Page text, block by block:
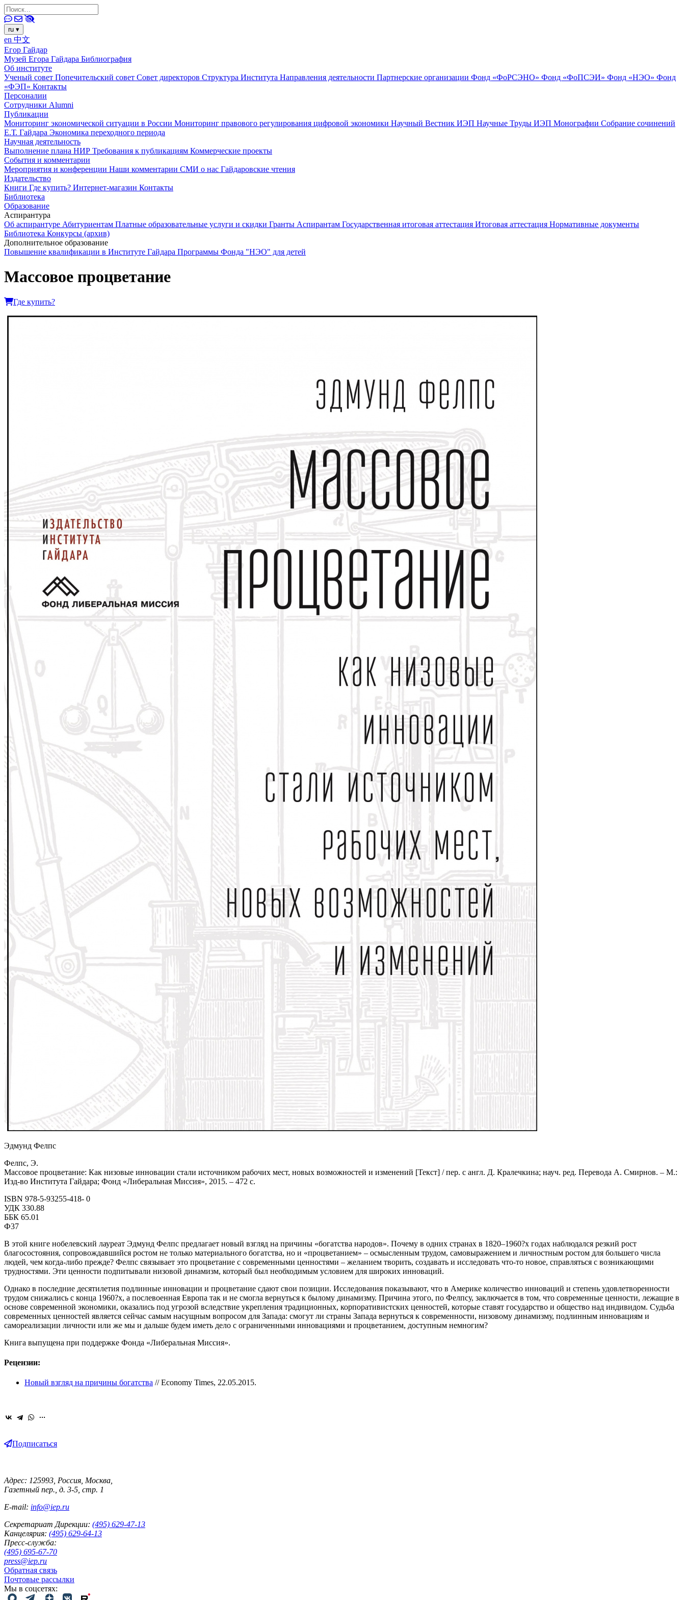
ru ▾
en 中文
Егор Гайдар
Музей Егора Гайдара Библиография
Об институте
Ученый совет Попечительский совет Совет директоров Структура Института Направления деятельности Партнерские организации Фонд «ФоРСЭНО» Фонд «ФоПСЭИ» Фонд «НЭО» Фонд
«ФЭП» Контакты
Персоналии
Сотрудники Alumni
Публикации
Мониторинг экономической ситуации в России Мониторинг правового регулирования цифровой экономики Научный Вестник ИЭП Научные Труды ИЭП Монографии Собрание сочинений
Е.Т. Гайдара Экономика переходного периода
Научная деятельность
Выполнение плана НИР Требования к публикациям Коммерческие проекты
События и комментарии
Мероприятия и конференции Наши комментарии СМИ о нас Гайдаровские чтения
Издательство
Книги Где купить? Интернет-магазин Контакты
Библиотека
Образование
Аспирантура
Об аспирантуре Абитуриентам Платные образовательные услуги и скидки Гранты Аспирантам Государственная итоговая аттестация Итоговая аттестация Нормативные документы
Библиотека Конкурсы (архив)
Дополнительное образование
Повышение квалификации в Институте Гайдара Программы Фонда "НЭО" для детей
Массовое процветание
Где купить?
Эдмунд Фелпс
Фелпс, Э.
Массовое процветание: Как низовые инновации стали источником рабочих мест, новых возможностей и изменений [Текст] / пер. с англ. Д. Кралечкина; науч. ред. Перевода А. Смирнов. – М.:
Изд-во Института Гайдара; Фонд «Либеральная Миссия», 2015. – 472 с.
ISBN 978-5-93255-418- 0
УДК 330.88
ББК 65.01
Ф37
В этой книге нобелевский лауреат Эдмунд Фелпс предлагает новый взгляд на причины «богатства народов». Почему в одних странах в 1820–1960?х годах наблюдался резкий рост
благосостояния, сопровождавшийся ростом не только материального богатства, но и «процветанием» – осмысленным трудом, самовыражением и личностным ростом для большего числа
людей, чем когда-либо прежде? Фелпс связывает это процветание с современными ценностями – желанием творить, создавать и исследовать что-то новое, справляться с возникающими
трудностями. Эти ценности подпитывали низовой динамизм, который был необходимым условием для широких инноваций.
Однако в последние десятилетия подлинные инновации и процветание сдают свои позиции. Исследования показывают, что в Америке количество инноваций и степень удовлетворенности
трудом снижались с конца 1960?х, а послевоенная Европа так и не смогла вернуться к былому динамизму. Причина этого, по Фелпсу, заключается в том, что современные ценности, лежащие в
основе современной экономики, оказались под угрозой вследствие укрепления традиционных, корпоративистских ценностей, которые ставят государство и общество над индивидом. Судьба
современных ценностей является сейчас самым насущным вопросом для Запада: смогут ли страны Запада вернуться к современности, низовому динамизму, подлинным инновациям и
самореализации личности или же мы и дальше будем иметь дело с ограниченными инновациями и процветанием, доступным немногим?
Книга выпущена при поддержке Фонда «Либеральная Миссия».
Рецензии:
Новый взгляд на причины богатства // Economy Times, 22.05.2015.
Подписаться
Адрес: 125993, Россия, Москва,
Газетный пер., д. 3-5, стр. 1
E-mail: info@iep.ru
Секретариат Дирекции: (495) 629-47-13
Канцелярия: (495) 629-64-13
Пресс-служба:
(495) 695-67-70
press@iep.ru
Обратная связь
Почтовые рассылки
Мы в соцсетях: